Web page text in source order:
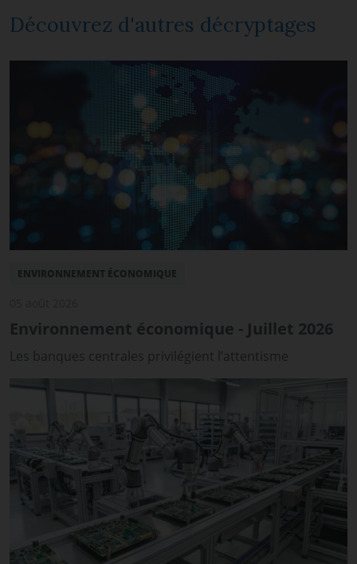
Découvrez d'autres décryptages
ENVIRONNEMENT ÉCONOMIQUE
Environnement économique - Juillet 2026
Les banques centrales privilégient l’attentisme